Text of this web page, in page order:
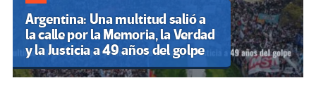
Argentina: Una multitud salió a
la calle por la Memoria, la Verdad
y la Justicia a 49 años del golpe